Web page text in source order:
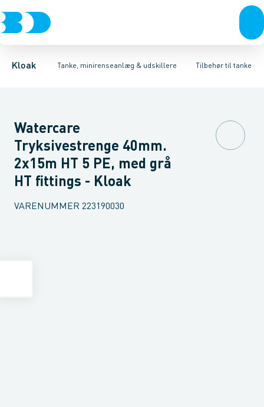
Kloak Tanke, minirenseanlæg & udskillere
Rør & fittingsBrøndeBrøndgodsLinjeafvandingTanke,
Tilbehør til tanke
Udskillere Tanke Tilbehør til tankeMini renseanlæg
Tilbehør til tryknedsivningTilbehør til gravitationTilbehør til
Watercare
Tryksivestrenge 40mm.
2x15m HT 5 PE, med grå
HT fittings - Kloak
VARENUMMER 223190030